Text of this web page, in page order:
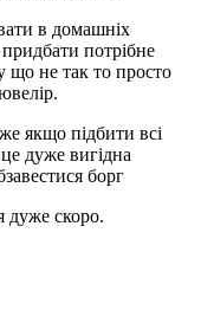
в домашніх
потрібне
що не так то просто
якщо підбити всі
дуже вигідна
борг
дуже скоро.